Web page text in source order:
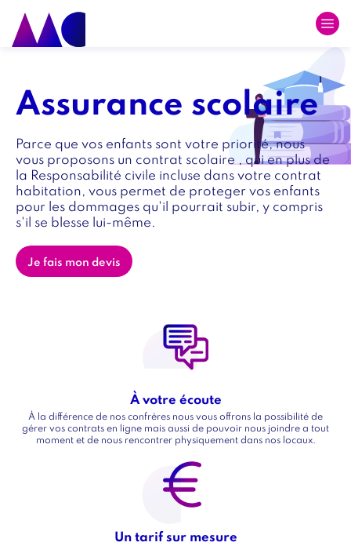
Skip
main
Titre
intro
Assurance scolaire
Texte
intro
Parce que vos enfants sont votre priorité, nous
vous proposons un contrat scolaire , qui en plus de
la Responsabilité civile incluse dans votre contrat
habitation, vous permet de proteger vos enfants
pour les dommages qu'il pourrait subir, y compris
s'il se blesse lui-même.
Lien
intro
Je fais mon devis
Paragraphe
intro
Image
Image
Titre
À votre écoute
Texte
À la différence de nos confrères nous vous offrons la possibilité de
gérer vos contrats en ligne mais aussi de pouvoir nous joindre a tout
moment et de nous rencontrer physiquement dans nos locaux.
Image
Image
Titre
Un tarif sur mesure